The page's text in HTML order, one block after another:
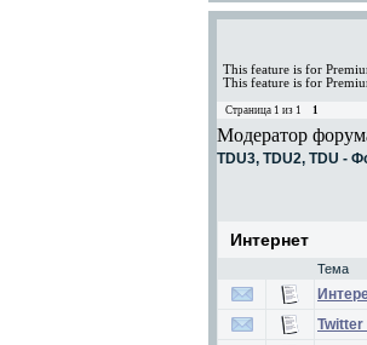
This feature is for
This feature is for
Страница 1 из 1 1
Модератор
TDU3, TDU2, TDU -
Интернет
Тема
Twitter